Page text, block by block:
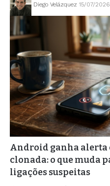
Diego Velázquez 15/07/2026
Android ganha alerta
clonada: o que muda
ligações suspeitas